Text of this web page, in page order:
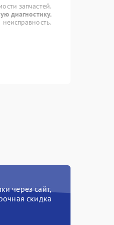
запчастей.
диагностику.
через сайт,
скидка